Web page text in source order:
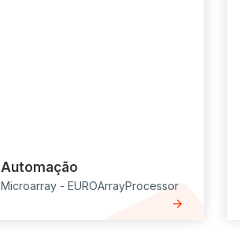
Automação
Microarray - EUROArrayProcessor
arrow_forward